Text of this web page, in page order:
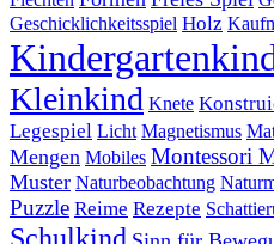
Geschicklichkeitsspiel Holz
Kleinkind Knete
Legespiel Licht Magnetismus
Mengen Mobiles Montessori
Muster Naturbeobachtung
Puzzle Reime Rezepte